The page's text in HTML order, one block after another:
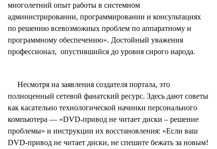
многолетний опыт работы в системном
администрировании, программировании и консультациях
по решению всевозможных проблем по аппаратному и
программному обеспечению». Достойный уважения
профессионал, опустившийся до уровня сирого народа.
Несмотря на заявления создателя портала, это
полноценный сетевой фанатский ресурс. Здесь дают советы
как касательно технологической начинки персонального
компьютера — «DVD-привод не читает диски – решение
проблемы» и инструкции их восстановления: «Если ваш
DVD-привод не читает диски, не спешите бежать за новым!